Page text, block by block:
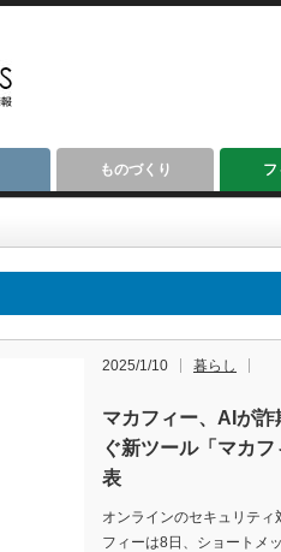
ものづくり フ
2025/1/10 暮らし
マカフィー、AIが
ぐ新ツール「マカ
表
オンラインのセキュリティ
フィーは8日、ショートメ